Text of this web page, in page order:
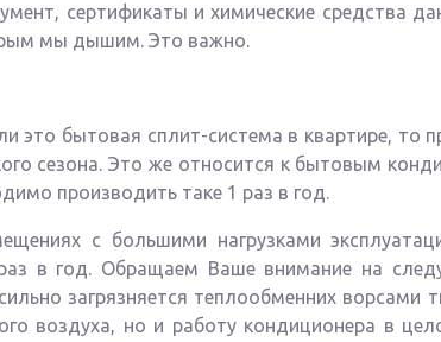
сертификаты и химические средства
мы дышим. Это важно.
это бытовая сплит-система в квартире, то
сезона. Это же относится к бытовым
производить таке 1 раз в год.
с большими нагрузками
в год. Обращаем Ваше внимание на
загрязняется теплообменних ворсами
воздуха, но и работу кондиционера в